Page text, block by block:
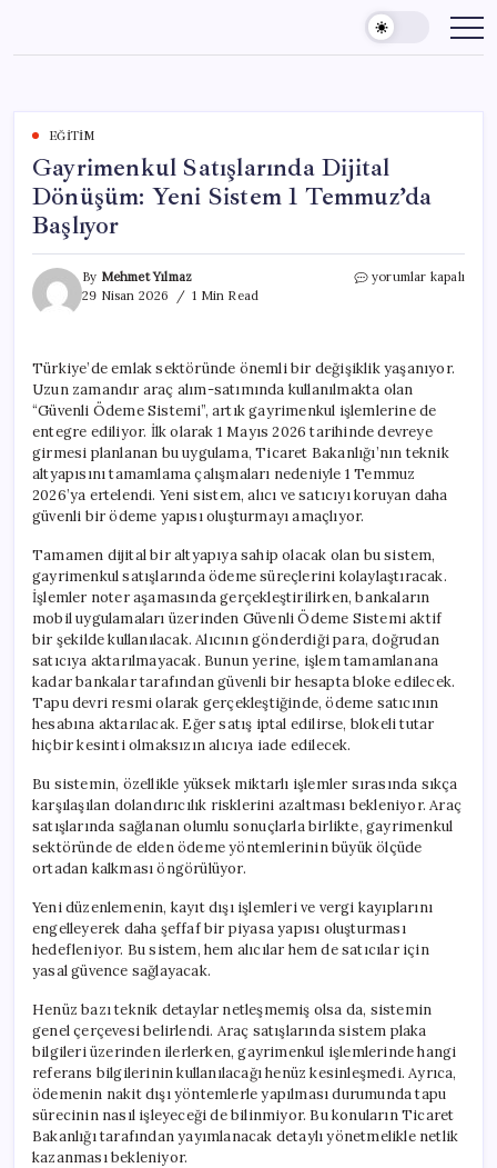
content
EĞITIM
Gayrimenkul Satışlarında Dijital
Dönüşüm: Yeni Sistem 1 Temmuz’da
Başlıyor
By Mehmet Yılmaz
29 Nisan 2026
1 Min Read
Gayrimenkul
Sistem
1
Temmuz’da
Başlıyor
için
yorumlar kapalı
Türkiye’de emlak sektöründe önemli bir değişiklik yaşanıyor.
Uzun zamandır araç alım-satımında kullanılmakta olan
“Güvenli Ödeme Sistemi”, artık gayrimenkul işlemlerine de
entegre ediliyor. İlk olarak 1 Mayıs 2026 tarihinde devreye
girmesi planlanan bu uygulama, Ticaret Bakanlığı’nın teknik
altyapısını tamamlama çalışmaları nedeniyle 1 Temmuz
2026’ya ertelendi. Yeni sistem, alıcı ve satıcıyı koruyan daha
güvenli bir ödeme yapısı oluşturmayı amaçlıyor.
Tamamen dijital bir altyapıya sahip olacak olan bu sistem,
gayrimenkul satışlarında ödeme süreçlerini kolaylaştıracak.
İşlemler noter aşamasında gerçekleştirilirken, bankaların
mobil uygulamaları üzerinden Güvenli Ödeme Sistemi aktif
bir şekilde kullanılacak. Alıcının gönderdiği para, doğrudan
satıcıya aktarılmayacak. Bunun yerine, işlem tamamlanana
kadar bankalar tarafından güvenli bir hesapta bloke edilecek.
Tapu devri resmi olarak gerçekleştiğinde, ödeme satıcının
hesabına aktarılacak. Eğer satış iptal edilirse, blokeli tutar
hiçbir kesinti olmaksızın alıcıya iade edilecek.
Bu sistemin, özellikle yüksek miktarlı işlemler sırasında sıkça
karşılaşılan dolandırıcılık risklerini azaltması bekleniyor. Araç
satışlarında sağlanan olumlu sonuçlarla birlikte, gayrimenkul
sektöründe de elden ödeme yöntemlerinin büyük ölçüde
ortadan kalkması öngörülüyor.
Yeni düzenlemenin, kayıt dışı işlemleri ve vergi kayıplarını
engelleyerek daha şeffaf bir piyasa yapısı oluşturması
hedefleniyor. Bu sistem, hem alıcılar hem de satıcılar için
yasal güvence sağlayacak.
Henüz bazı teknik detaylar netleşmemiş olsa da, sistemin
genel çerçevesi belirlendi. Araç satışlarında sistem plaka
bilgileri üzerinden ilerlerken, gayrimenkul işlemlerinde hangi
referans bilgilerinin kullanılacağı henüz kesinleşmedi. Ayrıca,
ödemenin nakit dışı yöntemlerle yapılması durumunda tapu
sürecinin nasıl işleyeceği de bilinmiyor. Bu konuların Ticaret
Bakanlığı tarafından yayımlanacak detaylı yönetmelikle netlik
kazanması bekleniyor.